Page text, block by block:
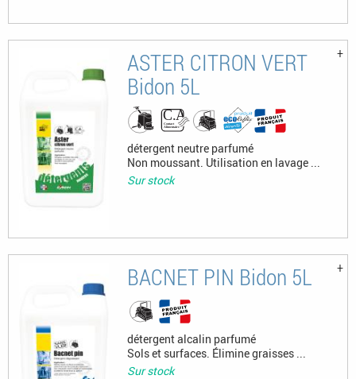
ASTER CITRON VERT
Bidon 5L
détergent neutre parfumé
Non moussant. Utilisation en lavage ...
Sur stock
BACNET PIN Bidon 5L
détergent alcalin parfumé
Sols et surfaces. Élimine graisses ...
Sur stock